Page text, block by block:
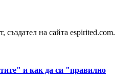
създател на сайта espirited.com.
и как да си "правилно